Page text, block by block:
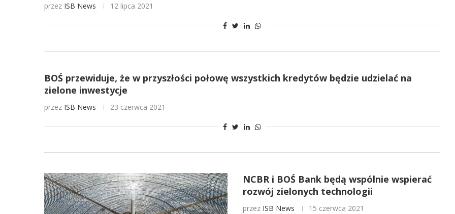
przez ISB News 12 lipca 2021
BOŚ przewiduje, że w przyszłości połowę wszystkich kredytów będzie udzielać na
zielone inwestycje
przez ISB News 23 czerwca 2021
NCBR i BOŚ Bank będą wspólnie wspierać
rozwój zielonych technologii
przez ISB News 15 czerwca 2021